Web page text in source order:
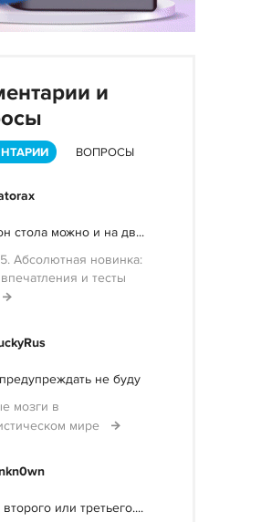
и
ВОПРОСЫ
стола можно и на дв...
Абсолютная новинка:
и тесты
не буду
мозги в
мире
или третьего....